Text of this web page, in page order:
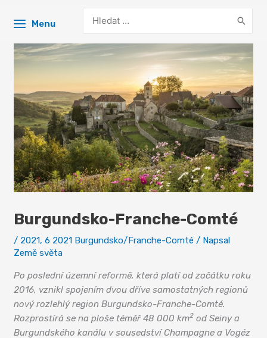
Menu
for:
Burgundsko-Franche-Comté
/ 2021,6 2021 Burgundsko/Franche-Comté / Napsal
Země světa
Po poslední územní reformě, která platí od začátku roku
2016, vznikl spojením dvou dříve samostatných regionů
nový rozlehlý region Burgundsko-Franche-Comté.
Rozprostírá se na ploše téměř 48 000 km2 od Seiny a
Burgundského kanálu v sousedství Champagne a Vogéz